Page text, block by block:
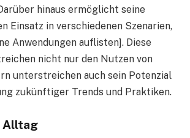
hinaus ermöglicht seine
Einsatz in verschiedenen Szenarien,
Anwendungen auflisten]. Diese
nicht nur den Nutzen von
unterstreichen auch sein Potenzial
zukünftiger Trends und Praktiken.
Alltag